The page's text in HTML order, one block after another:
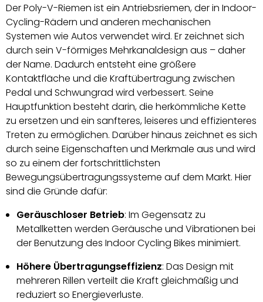
Der Poly-V-Riemen ist ein Antriebsriemen, der in Indoor-
Cycling-Rädern und anderen mechanischen
Systemen wie Autos verwendet wird. Er zeichnet sich
durch sein V-förmiges Mehrkanaldesign aus – daher
der Name. Dadurch entsteht eine größere
Kontaktfläche und die Kraftübertragung zwischen
Pedal und Schwungrad wird verbessert. Seine
Hauptfunktion besteht darin, die herkömmliche Kette
zu ersetzen und ein sanfteres, leiseres und effizienteres
Treten zu ermöglichen. Darüber hinaus zeichnet es sich
durch seine Eigenschaften und Merkmale aus und wird
so zu einem der fortschrittlichsten
Bewegungsübertragungssysteme auf dem Markt. Hier
sind die Gründe dafür:
Geräuschloser Betrieb: Im Gegensatz zu
Metallketten werden Geräusche und Vibrationen bei
der Benutzung des Indoor Cycling Bikes minimiert.
Höhere Übertragungseffizienz: Das Design mit
mehreren Rillen verteilt die Kraft gleichmäßig und
reduziert so Energieverluste.